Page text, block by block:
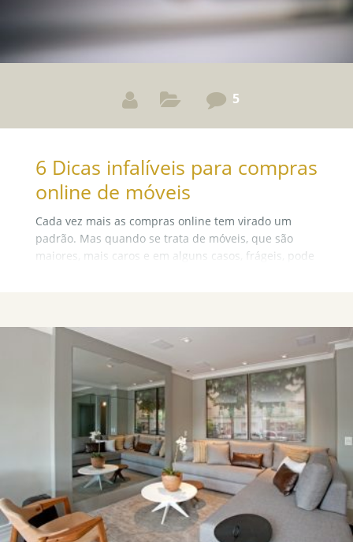
5
6 Dicas infalíveis para compras
online de móveis
Cada vez mais as compras online tem virado um
padrão. Mas quando se trata de móveis, que são
maiores, mais caros e em alguns casos, frágeis, pode